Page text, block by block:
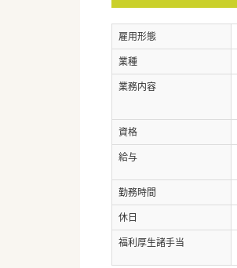
雇用形態
業種
業務内容
資格
給与
勤務時間
休日
福利厚生諸手当